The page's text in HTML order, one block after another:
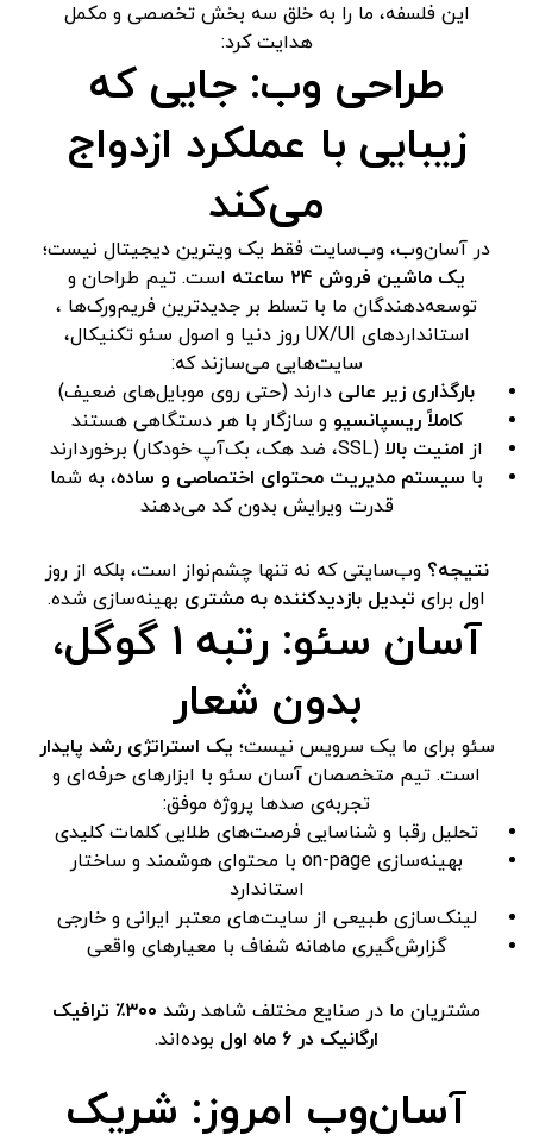
این فلسفه، ما را به خلق سه بخش تخصصی و مکمل
هدایت کرد:
طراحی وب: جایی که
زیبایی با عملکرد ازدواج
می‌کند
در آسان‌وب، وب‌سایت فقط یک ویترین دیجیتال نیست؛
یک ماشین فروش ۲۴ ساعته
است. تیم طراحان و
توسعه‌دهندگان ما با تسلط بر جدیدترین فریم‌ورک‌ها ،
استانداردهای UX/UI روز دنیا و اصول سئو تکنیکال،
سایت‌هایی می‌سازند که:
بارگذاری زیر عالی دارند (حتی روی موبایل‌های ضعیف)
کاملاً ریسپانسیو و سازگار با هر دستگاهی هستند
از امنیت بالا (SSL، ضد هک، بک‌آپ خودکار) برخوردارند
با سیستم مدیریت محتوای اختصاصی و ساده، به شما
قدرت ویرایش بدون کد می‌دهند
نتیجه؟ وب‌سایتی که نه تنها چشم‌نواز است، بلکه از روز
اول برای تبدیل بازدیدکننده به مشتری بهینه‌سازی شده.
آسان سئو: رتبه ۱ گوگل،
بدون شعار
سئو برای ما یک سرویس نیست؛ یک استراتژی رشد پایدار
است. تیم متخصصان آسان سئو با ابزارهای حرفه‌ای و
تجربه‌ی صدها پروژه موفق:
تحلیل رقبا و شناسایی فرصت‌های طلایی کلمات کلیدی
بهینه‌سازی on-page با محتوای هوشمند و ساختار
استاندارد
لینک‌سازی طبیعی از سایت‌های معتبر ایرانی و خارجی
گزارش‌گیری ماهانه شفاف با معیارهای واقعی
مشتریان ما در صنایع مختلف شاهد
رشد ۳۰۰٪ ترافیک
ارگانیک در ۶ ماه اول
بوده‌اند.
آسان‌وب امروز: شریک